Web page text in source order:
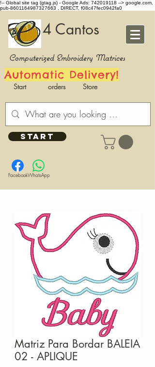
!-- Global site tag (gtag.js) - Google Ads: 742019118 --> google.com,
pub-8601164987327663 , DIRECT, f08c47fec0942fa0
4 Cantos
Computerized Embroidery Matrices
Automatic Delivery!
Start orders Store
START
FacebookWhatsApp
Matriz Para Bordar BALEIA
02 - APLIQUE